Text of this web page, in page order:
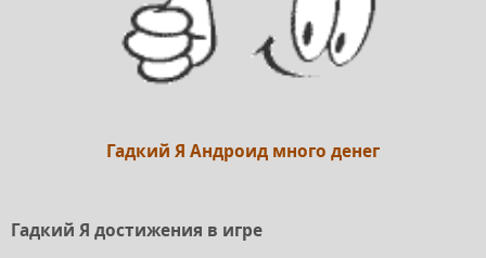
Гадкий Я Андроид много денег
Гадкий Я достижения в игре